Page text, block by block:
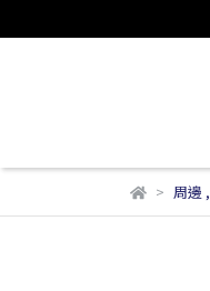
周邊 ,